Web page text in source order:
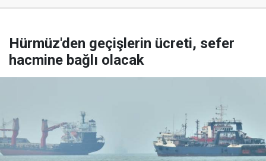
Hürmüz'den geçişlerin ücreti, sefer
hacmine bağlı olacak